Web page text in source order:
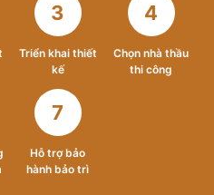
3
Triển khai thiết
kế
4
Chọn nhà thầu
thi công
7
Hỗ trợ bảo
hành bảo trì